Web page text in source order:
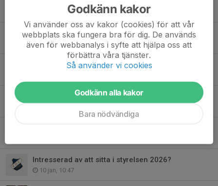
19 feb, 10:30
Nytt lag pojkar & flickor födda 2019-2020
3 feb, 20:12
Ingmar Johansson
Motioner till Årsmöte 2026
Intresserad av att sitta i styrelsen 2026?
10 jan, 10:47
Godkänn kakor
Vi använder oss av kakor (cookies) för att vår
webbplats ska fungera bra för dig. De används
även för webbanalys i syfte att hjälpa oss att
förbättra våra tjänster.
Så använder vi cookies
Godkänn alla kakor
Bara nödvändiga